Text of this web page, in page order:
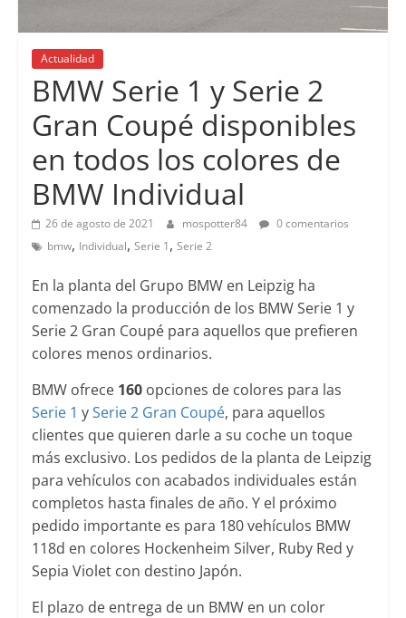
Actualidad
BMW Serie 1 y Serie 2
Gran Coupé disponibles
en todos los colores de
BMW Individual
26 de agosto de 2021 mospotter84
0 comentarios
bmw, Individual, Serie 1, Serie 2
En la planta del Grupo BMW en Leipzig ha
comenzado la producción de los BMW Serie 1 y
Serie 2 Gran Coupé para aquellos que prefieren
colores menos ordinarios.
BMW ofrece 160opciones de colores para las
Serie 1 ySerie 2 Gran Coupé, para aquellos
clientes que quieren darle a su coche un toque
más exclusivo. Los pedidos de la planta de Leipzig
para vehículos con acabados individuales están
completos hasta finales de año. Y el próximo
pedido importante es para 180 vehículos BMW
118d en colores Hockenheim Silver, Ruby Red y
Sepia Violet con destino Japón.
El plazo de entrega de un BMW en un color